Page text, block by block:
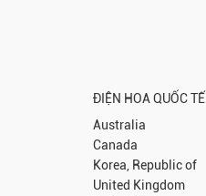
ĐIỆN HOA QUỐC TẾ
Australia
Canada
Korea, Republic of
United Kingdom